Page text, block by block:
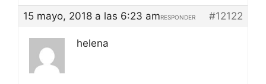
15 mayo, 2018 a las 6:23 am #12122
RESPONDER
helena